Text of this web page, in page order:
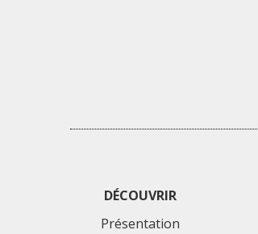
DÉCOUVRIR
Présentation